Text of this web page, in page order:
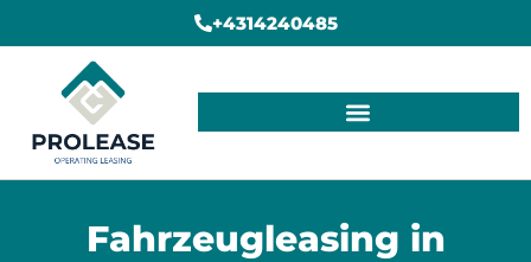
+4314240485
Fahrzeugleasing in